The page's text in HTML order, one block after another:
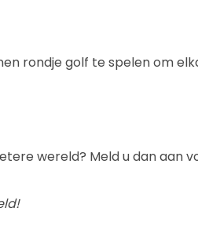
rondje golf te spelen om
wereld? Meld u dan aan